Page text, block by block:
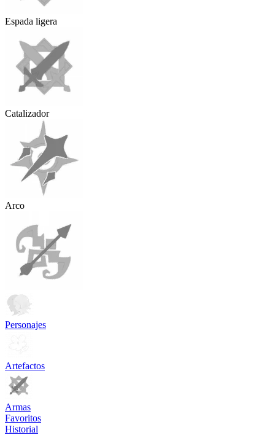
Espada ligera
Catalizador
Arco
Personajes
Artefactos
Armas
Favoritos
Historial